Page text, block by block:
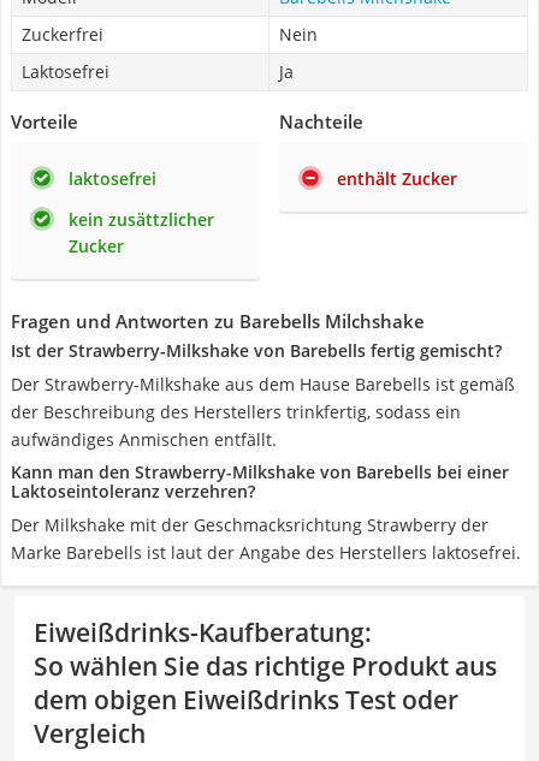
Zuckerfrei
Nein
Laktosefrei
Ja
Vorteile
laktosefrei
kein zusättzlicher
Zucker
Nachteile
enthält Zucker
Fragen und Antworten zu Barebells Milchshake
Ist der Strawberry-Milkshake von Barebells fertig gemischt?
Der Strawberry-Milkshake aus dem Hause Barebells ist gemäß
der Beschreibung des Herstellers trinkfertig, sodass ein
aufwändiges Anmischen entfällt.
Kann man den Strawberry-Milkshake von Barebells bei einer
Laktoseintoleranz verzehren?
Der Milkshake mit der Geschmacksrichtung Strawberry der
Marke Barebells ist laut der Angabe des Herstellers laktosefrei.
Eiweißdrinks-Kaufberatung:
So wählen Sie das richtige Produkt aus
dem obigen Eiweißdrinks Test oder
Vergleich